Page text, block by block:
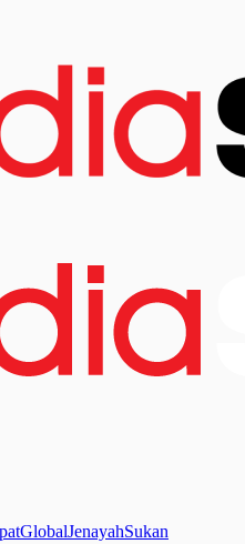
GlobalJenayahSukan